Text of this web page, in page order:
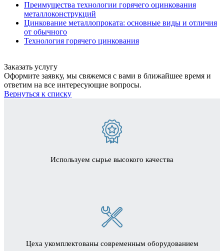
Преимущества технологии горячего оцинкования
металлоконструкций
Цинкование металлопроката: основные виды и отличия
от обычного
Технология горячего цинкования
Заказать услугу
Оформите заявку, мы свяжемся с вами в ближайшее время и
ответим на все интересующие вопросы.
Вернуться к списку
Используем сырье высокого качества
Цеха укомплектованы современным оборудованием